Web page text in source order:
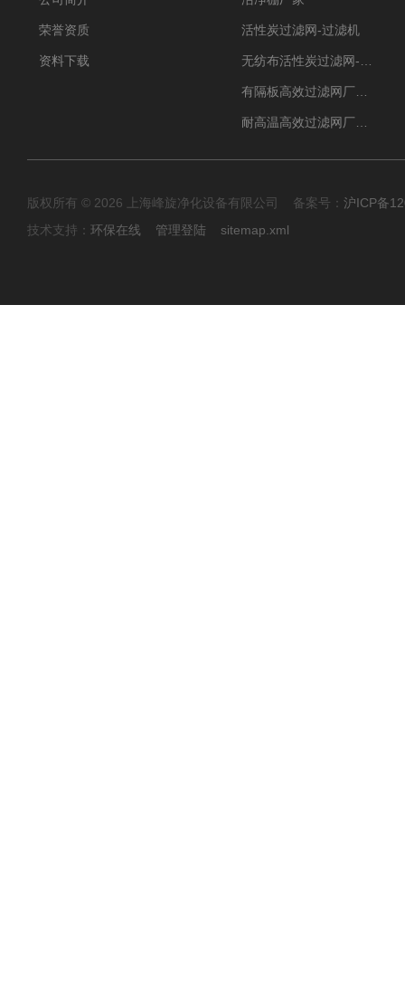
荣誉资质
资料下载
活性炭过滤网-过滤机
版权所有 © 2026 上海峰旋净化设备有限公司 备案号： 沪ICP备
技术支持： 环保在线 管理登陆 sitemap.xml